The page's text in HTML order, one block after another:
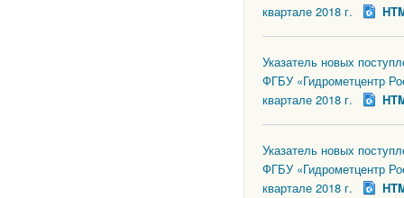
квартале 2018 г.
Указатель новых
ФГБУ «Гидрометцентр
квартале 2018 г.
Указатель новых
ФГБУ «Гидрометцентр
квартале 2018 г.